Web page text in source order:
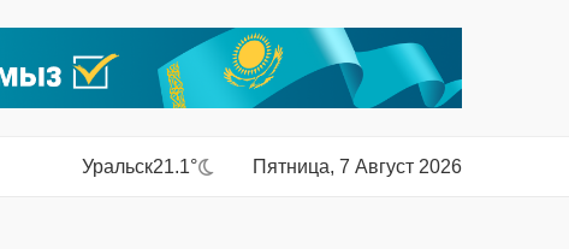
Уральск21.1° Пятница, 7 Август 2026